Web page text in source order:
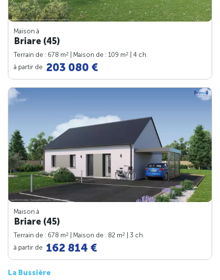
Maison à
Briare (45)
Terrain de : 678 m2 | Maison de : 109 m2
| 4 ch.
à partir de 203 080 €
Maison à
Briare (45)
Terrain de : 678 m2 | Maison de : 82 m2
| 3 ch.
à partir de 162 814 €
La Bussière